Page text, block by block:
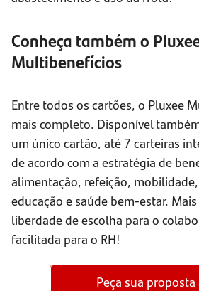
Conheça também o
Multibenefícios
Entre todos os cartões, o Pluxee
mais completo. Disponível
um único cartão, até 7 carteiras
de acordo com a estratégia de
alimentação, refeição,
educação e saúde bem-estar.
liberdade de escolha para o
facilitada para o RH!
Peça sua proposta